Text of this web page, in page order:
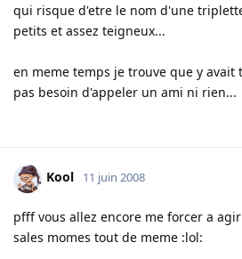
qui risque d'etre le nom d'une
petits et assez teigneux...
en meme temps je trouve que y avait
pas besoin d'appeler un ami ni rien...
Kool 11 juin 2008
pfff vous allez encore me forcer a
sales momes tout de meme :lol: